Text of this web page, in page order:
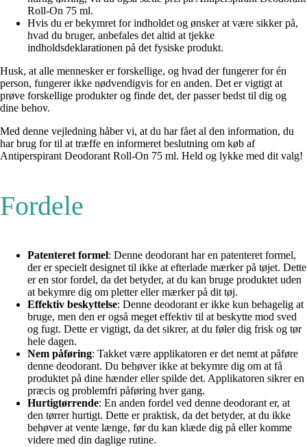
Roll-On 75 ml.
Hvis du er bekymret for indholdet og ønsker at være sikker på,
hvad du bruger, anbefales det altid at tjekke
indholdsdeklarationen på det fysiske produkt.
Husk, at alle mennesker er forskellige, og hvad der fungerer for én
person, fungerer ikke nødvendigvis for en anden. Det er vigtigt at
prøve forskellige produkter og finde det, der passer bedst til dig og
dine behov.
Med denne vejledning håber vi, at du har fået al den information, du
har brug for til at træffe en informeret beslutning om køb af
Antiperspirant Deodorant Roll-On 75 ml. Held og lykke med dit valg!
Fordele
Patenteret formel: Denne deodorant har en patenteret formel,
der er specielt designet til ikke at efterlade mærker på tøjet. Dette
er en stor fordel, da det betyder, at du kan bruge produktet uden
at bekymre dig om pletter eller mærker på dit tøj.
Effektiv beskyttelse: Denne deodorant er ikke kun behagelig at
bruge, men den er også meget effektiv til at beskytte mod sved
og fugt. Dette er vigtigt, da det sikrer, at du føler dig frisk og tør
hele dagen.
Nem påføring: Takket være applikatoren er det nemt at påføre
denne deodorant. Du behøver ikke at bekymre dig om at få
produktet på dine hænder eller spilde det. Applikatoren sikrer en
præcis og problemfri påføring hver gang.
Hurtigtørrende: En anden fordel ved denne deodorant er, at
den tørrer hurtigt. Dette er praktisk, da det betyder, at du ikke
behøver at vente længe, før du kan klæde dig på eller komme
videre med din daglige rutine.